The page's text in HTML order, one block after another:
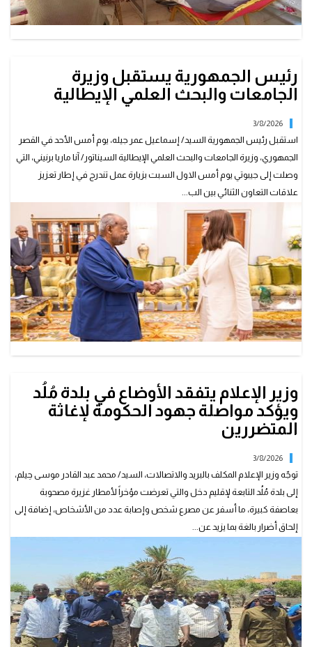
رئيس الجمهورية يستقبل وزيرة
الجامعات والبحث العلمي الإيطالية
3/8/2026
استقبل رئيس الجمهورية السيد/ إسماعيل عمر جيله، يوم أمس الأحد في القصر
الجمهوري، وزيرة الجامعات والبحث العلمي الإيطالية السيناتور/ آنا ماريا برنيني، التي
وصلت إلى جيبوتي يوم أمس الاول السبت بزيارة عمل تندرج في إطار تعزيز
علاقات التعاون الثنائي بين الب...
وزير الإعلام يتفقد الأوضاع في بلدة مُلُد
ويؤكد مواصلة جهود الحكومة لإغاثة
المتضررين
3/8/2026
توجّه وزير الإعلام المكلف بالبريد والاتصالات، السيد/ محمد عبد القادر موسى حِيلم،
إلى بلدة مُلُد التابعة لإقليم دخل والتي تعرضت مؤخراً لأمطار غزيرة مصحوبة
بعاصفة كبيرة، ما أسفر عن مصرع شخص وإصابة عدد من الأشخاص، إضافة إلى
إلحاق أضرار بالغة بما يزيد عن...